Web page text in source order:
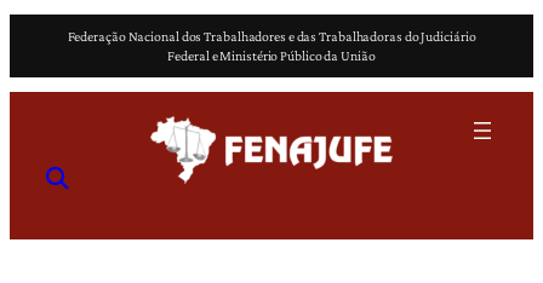
o
Federação Nacional dos Trabalhadores e das Trabalhadoras do Judiciário
Federal e Ministério Público da União